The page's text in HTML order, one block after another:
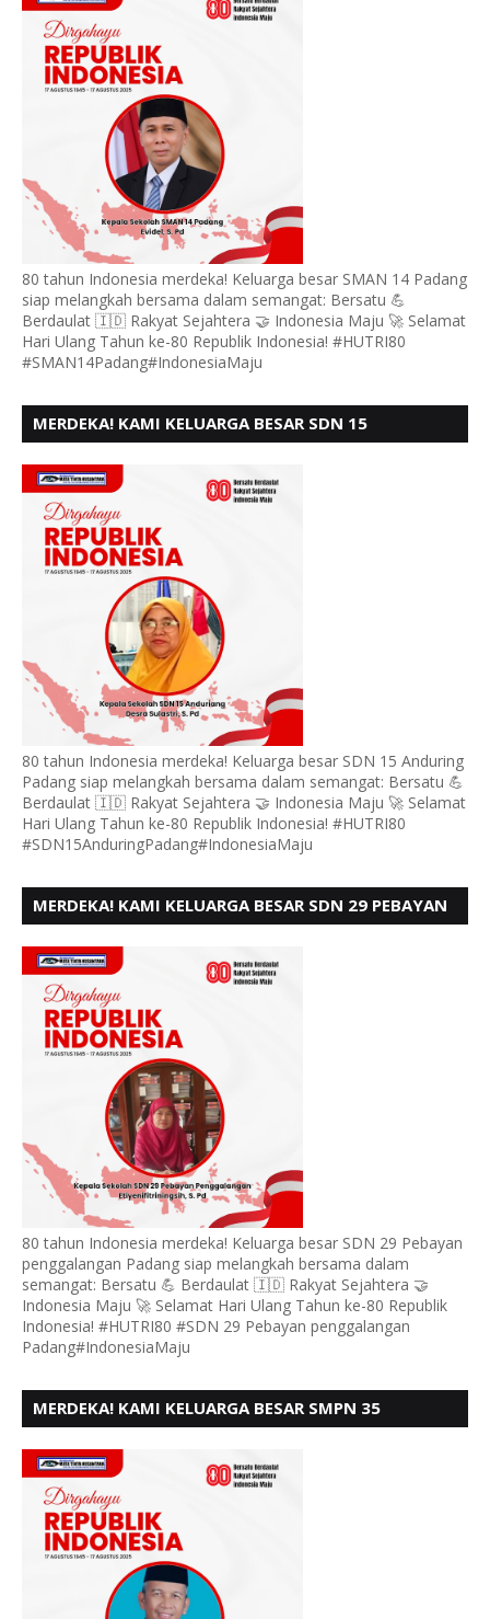
80 tahun Indonesia merdeka! Keluarga besar SMAN 14 Padang
siap melangkah bersama dalam semangat: Bersatu 💪
Berdaulat 🇮🇩 Rakyat Sejahtera 🤝 Indonesia Maju 🚀 Selamat
Hari Ulang Tahun ke-80 Republik Indonesia! #HUTRI80
#SMAN14Padang#IndonesiaMaju
MERDEKA! KAMI KELUARGA BESAR SDN 15
80 tahun Indonesia merdeka! Keluarga besar SDN 15 Anduring
Padang siap melangkah bersama dalam semangat: Bersatu 💪
Berdaulat 🇮🇩 Rakyat Sejahtera 🤝 Indonesia Maju 🚀 Selamat
Hari Ulang Tahun ke-80 Republik Indonesia! #HUTRI80
#SDN15AnduringPadang#IndonesiaMaju
MERDEKA! KAMI KELUARGA BESAR SDN 29 PEBAYAN
KE - 80
80 tahun Indonesia merdeka! Keluarga besar SDN 29 Pebayan
penggalangan Padang siap melangkah bersama dalam
semangat: Bersatu 💪 Berdaulat 🇮🇩 Rakyat Sejahtera 🤝
Indonesia Maju 🚀 Selamat Hari Ulang Tahun ke-80 Republik
Indonesia! #HUTRI80 #SDN 29 Pebayan penggalangan
Padang#IndonesiaMaju
MERDEKA! KAMI KELUARGA BESAR SMPN 35